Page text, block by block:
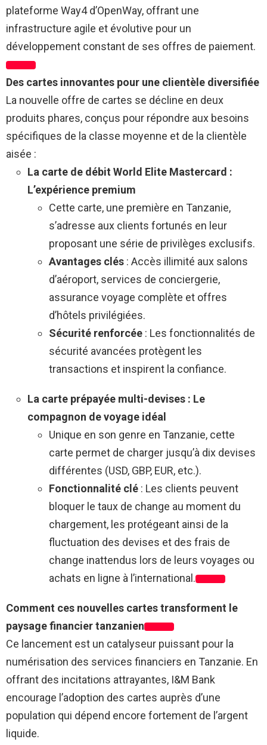
plateforme Way4 d’OpenWay, offrant une
infrastructure agile et évolutive pour un
développement constant de ses offres de paiement.
Des cartes innovantes pour une clientèle diversifiée
La nouvelle offre de cartes se décline en deux
produits phares, conçus pour répondre aux besoins
spécifiques de la classe moyenne et de la clientèle
aisée :
La carte de débit World Elite Mastercard :
L’expérience premium
Cette carte, une première en Tanzanie,
s’adresse aux clients fortunés en leur
proposant une série de privilèges exclusifs.
Avantages clés : Accès illimité aux salons
d’aéroport, services de conciergerie,
assurance voyage complète et offres
d’hôtels privilégiées.
Sécurité renforcée : Les fonctionnalités de
sécurité avancées protègent les
transactions et inspirent la confiance.
La carte prépayée multi-devises : Le
compagnon de voyage idéal
Unique en son genre en Tanzanie, cette
carte permet de charger jusqu’à dix devises
différentes (USD, GBP, EUR, etc.).
Fonctionnalité clé : Les clients peuvent
bloquer le taux de change au moment du
chargement, les protégeant ainsi de la
fluctuation des devises et des frais de
change inattendus lors de leurs voyages ou
achats en ligne à l’international.
Comment ces nouvelles cartes transforment le
paysage financier tanzanien
Ce lancement est un catalyseur puissant pour la
numérisation des services financiers en Tanzanie. En
offrant des incitations attrayantes, I&M Bank
encourage l’adoption des cartes auprès d’une
population qui dépend encore fortement de l’argent
liquide.